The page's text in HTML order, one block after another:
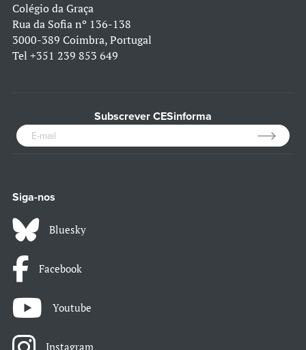
Colégio da Graça
Rua da Sofia nº 136-138
3000-389 Coimbra, Portugal
Tel +351 239 853 649
Subscrever CESinforma
Siga-nos
Bluesky
Facebook
Youtube
Instagram